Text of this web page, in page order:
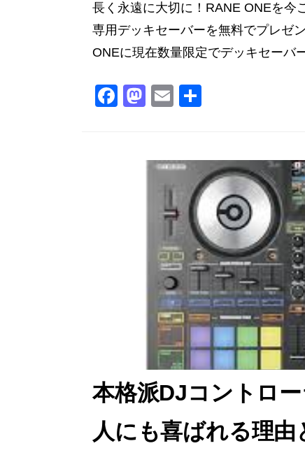
長く永遠に大切に！RANE ONEを今
専用デッキセーバーを無料でプレゼ
ONEに現在数量限定でデッキセーバ
F M
o
E
l
本格派DJコントロ
人にも喜ばれる理由